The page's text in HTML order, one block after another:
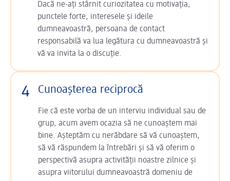
Dacă ne-ați stârnit curiozitatea cu motivația,
punctele forte, interesele și ideile
dumneavoastră, persoana de contact
responsabilă va lua legătura cu dumneavoastră și
vă va invita la o discuție.
4 Cunoașterea reciprocă
Fie că este vorba de un interviu individual sau de
grup, acum avem ocazia să ne cunoaștem mai
bine. Așteptăm cu nerăbdare să vă cunoaștem,
să vă răspundem la întrebări și să vă oferim o
perspectivă asupra activității noastre zilnice și
asupra viitorului dumneavoastră domeniu de